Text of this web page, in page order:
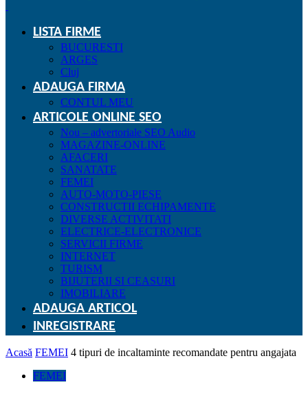
LISTA FIRME
BUCURESTI
ARGES
Cluj
ADAUGA FIRMA
CONTUL MEU
ARTICOLE ONLINE SEO
Nou – advertoriale SEO Audio
MAGAZINE-ONLINE
AFACERI
SANATATE
FEMEI
AUTO-MOTO-PIESE
CONSTRUCTII ECHIPAMENTE
DIVERSE ACTIVITATI
ELECTRICE-ELECTRONICE
SERVICII FIRME
INTERNET
TURISM
BIJUTERII SI CEASURI
IMOBILIARE
ADAUGA ARTICOL
INREGISTRARE
Acasă FEMEI 4 tipuri de incaltaminte recomandate pentru angajata
FEMEI